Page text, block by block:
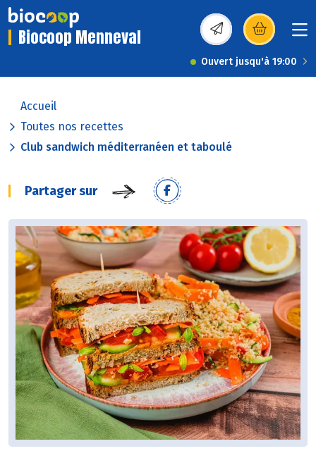
Biocoop Menneval (s’ouvre dans une
Ouvert jusqu'à 19:00
Accueil
Toutes nos recettes
Club sandwich méditerranéen et taboulé
Partager sur